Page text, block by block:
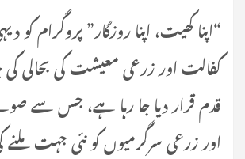
“اپنا کھیت، اپنا روزگار” پروگرام کو
کفالت اور زرعی معیشت کی بحالی
قدم قرار دیا جا رہا ہے، جس سے
اور زرعی سرگرمیوں کو نئی جہت